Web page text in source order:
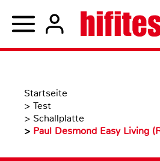
Startseite
> Test
> Schallplatte
> Paul Desmond Easy Living